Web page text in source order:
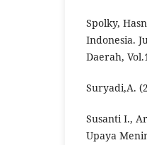
Spolky,
Indonesia.
Daerah,
Suryadi,A.
Susanti I.,
Upaya